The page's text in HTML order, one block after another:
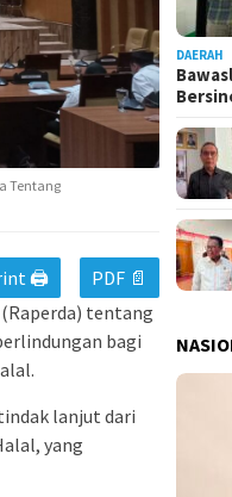
Tentang
🖨
PDF 📄
tentang
bagi
lanjut dari
yang
DAERAH